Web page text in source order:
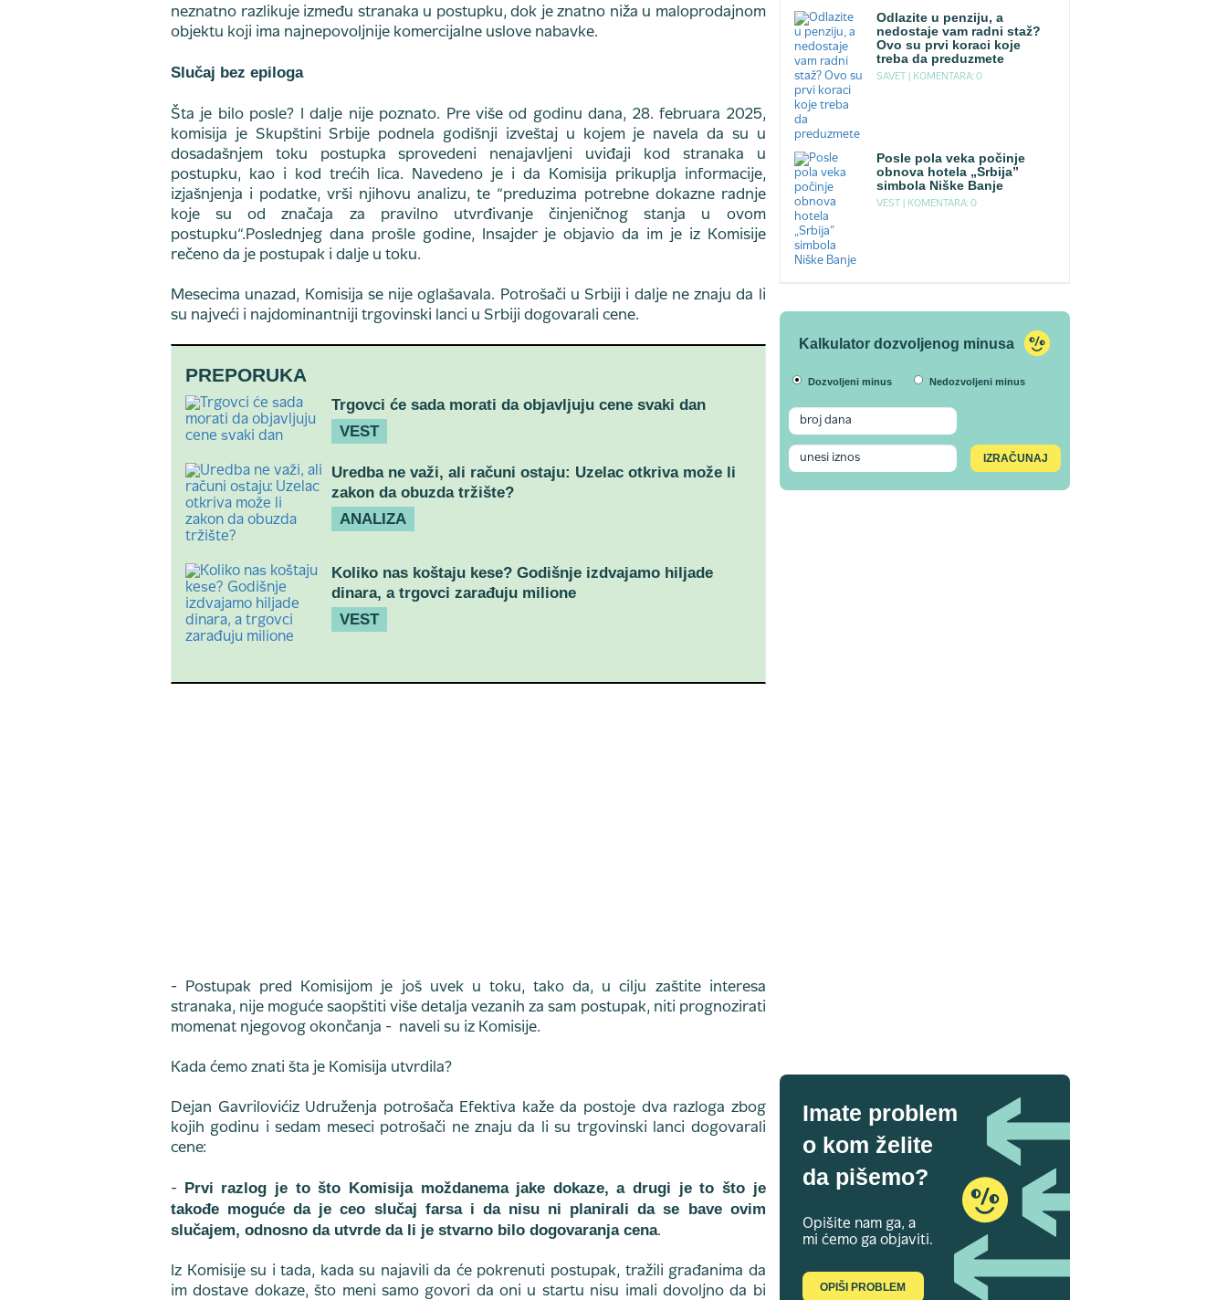
neznatno razlikuje između stranaka u postupku, dok je znatno niža u maloprodajnom
objektu koji ima najnepovoljnije komercijalne uslove nabavke.
Slučaj bez epiloga
Šta je bilo posle? I dalje nije poznato. Pre više od godinu dana, 28. februara 2025,
komisija je Skupštini Srbije podnela godišnji izveštaj u kojem je navela da su u
dosadašnjem toku postupka sprovedeni nenajavljeni uviđaji kod stranaka u
postupku, kao i kod trećih lica. Navedeno je i da Komisija prikuplja informacije,
izjašnjenja i podatke, vrši njihovu analizu, te “preduzima potrebne dokazne radnje
koje su od značaja za pravilno utvrđivanje činjeničnog stanja u ovom
postupku“.Poslednjeg dana prošle godine, Insajder je objavio da im je iz Komisije
rečeno da je postupak i dalje u toku.
Mesecima unazad, Komisija se nije oglašavala. Potrošači u Srbiji i dalje ne znaju da li
su najveći i najdominantniji trgovinski lanci u Srbiji dogovarali cene.
PREPORUKA
Trgovci će sada morati da objavljuju cene svaki dan
VEST
Uredba ne važi, ali računi ostaju: Uzelac otkriva može li
zakon da obuzda tržište?
ANALIZA
Koliko nas koštaju kese? Godišnje izdvajamo hiljade
dinara, a trgovci zarađuju milione
VEST
- Postupak pred Komisijom je još uvek u toku, tako da, u cilju zaštite interesa
stranaka, nije moguće saopštiti više detalja vezanih za sam postupak, niti prognozirati
momenat njegovog okončanja - naveli su iz Komisije.
Kada ćemo znati šta je Komisija utvrdila?
Dejan Gavrilovićiz Udruženja potrošača Efektiva kaže da postoje dva razloga zbog
kojih godinu i sedam meseci potrošači ne znaju da li su trgovinski lanci dogovarali
cene:
- Prvi razlog je to što Komisija moždanema jake dokaze, a drugi je to što je
takođe moguće da je ceo slučaj farsa i da nisu ni planirali da se bave ovim
slučajem, odnosno da utvrde da li je stvarno bilo dogovaranja cena.
Iz Komisije su i tada, kada su najavili da će pokrenuti postupak, tražili građanima da
im dostave dokaze, što meni samo govori da oni u startu nisu imali dovoljno da bi
Odlazite u penziju, a
nedostaje vam radni staž?
Ovo su prvi koraci koje
treba da preduzmete
SAVET | KOMENTARA: 0
Posle pola veka počinje
obnova hotela „Srbija”
simbola Niške Banje
VEST | KOMENTARA: 0
Kalkulator dozvoljenog minusa
Dozvoljeni minus Nedozvoljeni minus
Imate problem
o kom želite
da pišemo?
Opišite nam ga, a
mi ćemo ga objaviti.
OPIŠI PROBLEM